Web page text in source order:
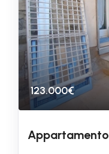
123.000€
Appartamento